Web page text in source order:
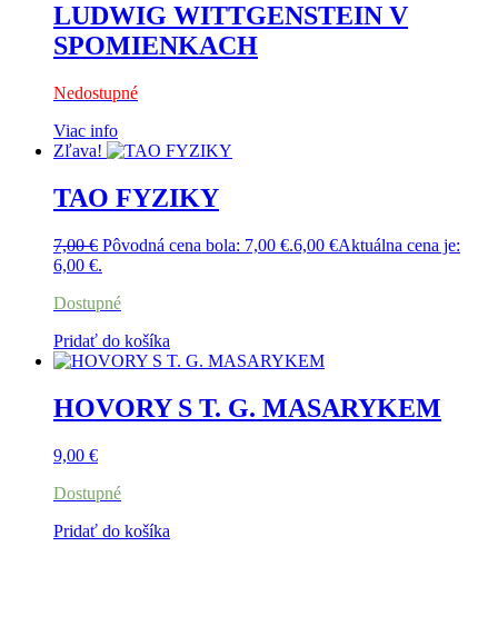
LUDWIG WITTGENSTEIN V
SPOMIENKACH
Nedostupné
Viac info
Zľava!
TAO FYZIKY
7,00€ Pôvodná cena bola: 7,00 €.6,00 €Aktuálna cena je:
6,00 €.
Dostupné
Pridať do košíka
HOVORY S T. G. MASARYKEM
9,00 €
Dostupné
Pridať do košíka